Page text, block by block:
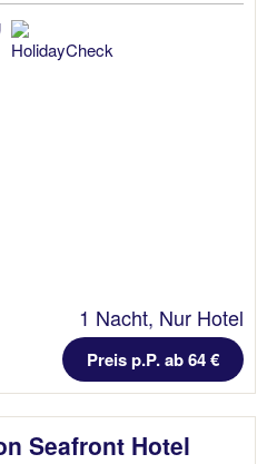
1 Nacht, Nur Hotel
Preis p.P. ab 64 €
Seafront Hotel